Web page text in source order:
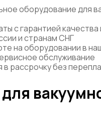
оборудование для
с гарантией
и странам СНГ
на оборудовании в
обслуживание
рассрочку без